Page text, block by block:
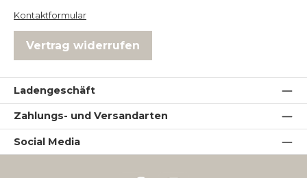
Kontaktformular
Vertrag widerrufen
Ladengeschäft
Zahlungs- und Versandarten
Social Media